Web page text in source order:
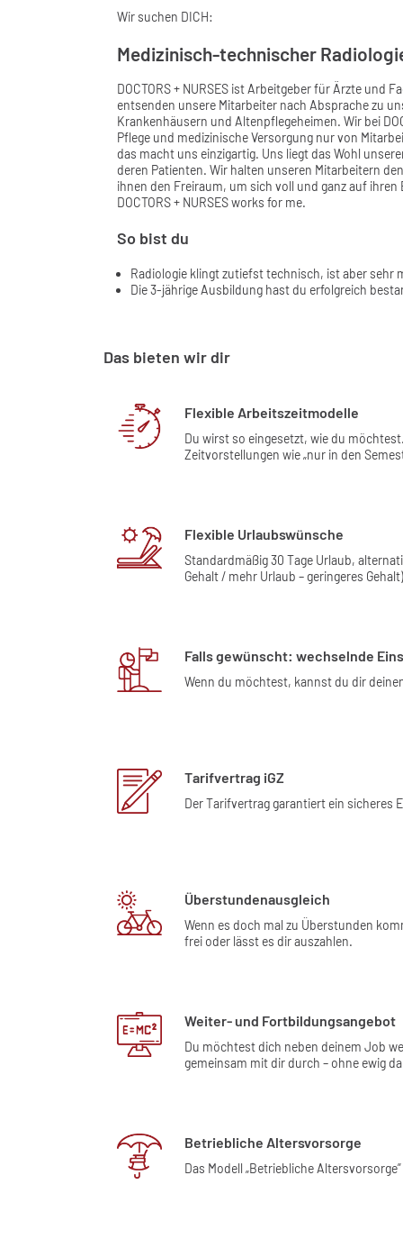
Wir suchen DICH:
Medizinisch-technischer
DOCTORS + NURSES ist Arbeitgeber für Ärzte und
entsenden unsere Mitarbeiter nach Absprache zu
Krankenhäusern und Altenpflegeheimen. Wir bei
Pflege und medizinische Versorgung nur von
das macht uns einzigartig. Uns liegt das Wohl
deren Patienten. Wir halten unseren Mitarbeitern
ihnen den Freiraum, um sich voll und ganz auf
DOCTORS + NURSES works for me.
So bist du
Radiologie klingt zutiefst technisch, ist aber sehr
Die 3-jährige Ausbildung hast du erfolgreich
Das bieten wir dir
Flexible Arbeitszeitmodelle
Du wirst so eingesetzt, wie du
Zeitvorstellungen wie „nur in den
Flexible Urlaubswünsche
Standardmäßig 30 Tage Urlaub,
Gehalt / mehr Urlaub – geringeres
Falls gewünscht: wechselnde
Wenn du möchtest, kannst du dir
Tarifvertrag iGZ
Der Tarifvertrag garantiert ein sicheres
Überstundenausgleich
Wenn es doch mal zu Überstunden
frei oder lässt es dir auszahlen.
Weiter- und Fortbildungsangebot
Du möchtest dich neben deinem Job
gemeinsam mit dir durch – ohne ewig
Betriebliche Altersvorsorge
Das Modell „Betriebliche